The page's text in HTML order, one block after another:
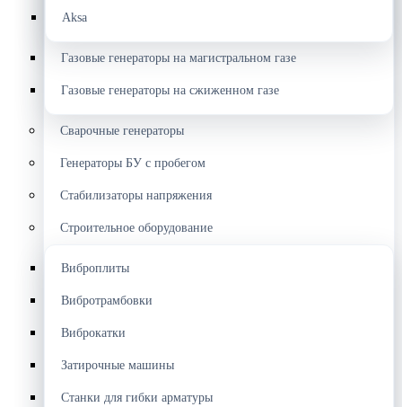
Aksa
Газовые генераторы на магистральном газе
Газовые генераторы на сжиженном газе
Сварочные генераторы
Генераторы БУ с пробегом
Стабилизаторы напряжения
Строительное оборудование
Виброплиты
Вибротрамбовки
Виброкатки
Затирочные машины
Станки для гибки арматуры